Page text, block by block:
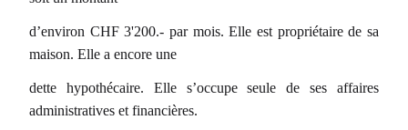
d’environ CHF 3'200.- par mois. Elle est propriétaire de sa
maison. Elle a encore une
dette hypothécaire. Elle s’occupe seule de ses affaires
administratives et financières.